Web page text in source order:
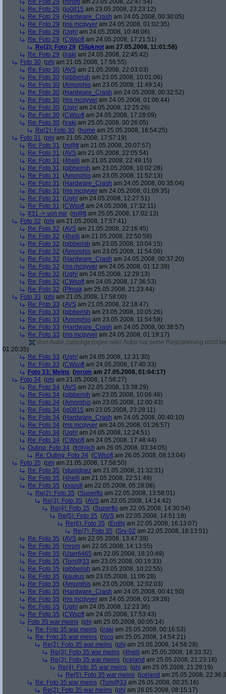
Re: Foto 29 (mrom am 23.05.2008, 22:47:54)
Re: Foto 29 (jo0815 am 23.05.2008, 23:23:12)
Re: Foto 29 (Hardware_Crash am 24.05.2008, 00:30:05)
Re: Foto 29 (ms mcgyver am 24.05.2008, 01:02:35)
Re: Foto 29 (Ugh! am 24.05.2008, 10:48:06)
Re: Foto 29 (CWsoft am 24.05.2008, 17:21:51)
Re(2): Foto 29 (Slipknot am 27.05.2008, 11:01:58)
Re: Foto 29 (iraki am 24.05.2008, 22:45:42)
Foto 30 (phj am 21.05.2008, 17:56:55)
Re: Foto 30 (AVS am 21.05.2008, 22:03:03)
Re: Foto 30 (gibberish am 23.05.2008, 10:01:06)
Re: Foto 30 (Amorphis am 23.05.2008, 11:49:14)
Re: Foto 30 (Hardware_Crash am 24.05.2008, 00:32:52)
Re: Foto 30 (ms mcgyver am 24.05.2008, 01:06:44)
Re: Foto 30 (Ugh! am 24.05.2008, 12:25:26)
Re: Foto 30 (CWsoft am 24.05.2008, 17:28:09)
Re: Foto 30 (iraki am 25.05.2008, 00:26:05)
Re(2): Foto 30 (hume am 25.05.2008, 16:54:25)
Foto 31 (phj am 21.05.2008, 17:57:19)
Re: Foto 31 (m@tt am 21.05.2008, 20:07:57)
Re: Foto 31 (AVS am 21.05.2008, 22:05:54)
Re: Foto 31 (4helli am 21.05.2008, 22:49:15)
Re: Foto 31 (gibberish am 23.05.2008, 10:02:28)
Re: Foto 31 (Amorphis am 23.05.2008, 11:52:13)
Re: Foto 31 (Hardware_Crash am 24.05.2008, 00:35:04)
Re: Foto 31 (ms mcgyver am 24.05.2008, 01:09:35)
Re: Foto 31 (Ugh! am 24.05.2008, 12:27:51)
Re: Foto 31 (CWsoft am 24.05.2008, 17:32:11)
#31 -> von mir (m@tt am 25.05.2008, 17:02:13)
Foto 32 (phj am 21.05.2008, 17:57:41)
Re: Foto 32 (AVS am 21.05.2008, 22:16:45)
Re: Foto 32 (4helli am 21.05.2008, 22:50:58)
Re: Foto 32 (gibberish am 23.05.2008, 10:04:15)
Re: Foto 32 (Amorphis am 23.05.2008, 11:54:06)
Re: Foto 32 (Hardware_Crash am 24.05.2008, 00:37:20)
Re: Foto 32 (ms mcgyver am 24.05.2008, 01:12:39)
Re: Foto 32 (Ugh! am 24.05.2008, 12:29:13)
Re: Foto 32 (CWsoft am 24.05.2008, 17:36:53)
Re: Foto 32 (Pfrnak am 25.05.2008, 21:23:44)
Foto 33 (phj am 21.05.2008, 17:58:00)
Re: Foto 33 (AVS am 21.05.2008, 22:18:47)
Re: Foto 33 (gibberish am 23.05.2008, 10:05:26)
Re: Foto 33 (Amorphis am 23.05.2008, 11:54:58)
Re: Foto 33 (Hardware_Crash am 24.05.2008, 00:38:57)
Re: Foto 33 (ms mcgyver am 24.05.2008, 01:19:17)
Vom Autor zurückgezogen oder Autor hat seine Registrierung nicht
01:20:35)
Re: Foto 33 (Ugh! am 24.05.2008, 12:31:30)
Re: Foto 33 (CWsoft am 24.05.2008, 17:40:33)
Foto 33: Meins (mrom am 27.05.2008, 01:04:17)
Foto 34 (phj am 21.05.2008, 17:58:27)
Re: Foto 34 (AVS am 22.05.2008, 13:38:29)
Re: Foto 34 (gibberish am 23.05.2008, 10:06:46)
Re: Foto 34 (Amorphis am 23.05.2008, 12:00:43)
Re: Foto 34 (jo0815 am 23.05.2008, 23:28:11)
Re: Foto 34 (Hardware_Crash am 24.05.2008, 00:40:10)
Re: Foto 34 (ms mcgyver am 24.05.2008, 01:26:57)
Re: Foto 34 (Ugh! am 24.05.2008, 12:24:51)
Re: Foto 34 (CWsoft am 24.05.2008, 17:48:44)
Outing: Foto 34 (fröhlich am 26.05.2008, 03:34:05)
Re: Outing: Foto 34 (CWsoft am 26.05.2008, 08:13:04)
Foto 35 (phj am 21.05.2008, 17:58:50)
Re: Foto 35 (stupidpez am 21.05.2008, 21:32:31)
Re: Foto 35 (4helli am 21.05.2008, 22:51:49)
Re: Foto 35 (xxandl am 22.05.2008, 05:28:08)
Re(2): Foto 35 (Superflo am 22.05.2008, 13:58:01)
Re(3): Foto 35 (AVS am 22.05.2008, 14:14:42)
Re(4): Foto 35 (Superflo am 22.05.2008, 14:30:54)
Re(5): Foto 35 (AVS am 22.05.2008, 14:51:18)
Re(6): Foto 35 (Entity am 22.05.2008, 16:13:07)
Re(7): Foto 35 (Srv-02 am 22.05.2008, 16:13:51)
Re: Foto 35 (AVS am 22.05.2008, 13:47:39)
Re: Foto 35 (mrom am 22.05.2008, 14:13:55)
Re: Foto 35 (User6465 am 22.05.2008, 16:10:49)
Re: Foto 35 (Tom@33 am 23.05.2008, 00:19:33)
Re: Foto 35 (gibberish am 23.05.2008, 10:22:55)
Re: Foto 35 (kaukus am 23.05.2008, 11:06:28)
Re: Foto 35 (Amorphis am 23.05.2008, 12:02:03)
Re: Foto 35 (Hardware_Crash am 24.05.2008, 00:41:50)
Re: Foto 35 (ms mcgyver am 24.05.2008, 01:39:28)
Re: Foto 35 (Ugh! am 24.05.2008, 12:23:36)
Re: Foto 35 (CWsoft am 24.05.2008, 17:53:43)
Foto 35 war meins (phj am 25.05.2008, 00:05:14)
Re: Foto 35 war meins (iraki am 25.05.2008, 00:16:53)
Re: Foto 35 war meins (nico am 25.05.2008, 14:54:21)
Re(2): Foto 35 war meins (phj am 25.05.2008, 14:56:28)
Re(3): Foto 35 war meins (4helli am 25.05.2008, 18:33:32)
Re(3): Foto 35 war meins (iceland am 25.05.2008, 21:23:18)
Re(4): Foto 35 war meins (phj am 25.05.2008, 21:29:19)
Re(5): Foto 35 war meins (iceland am 25.05.2008,
Re: Foto 35 war meins (Tom@33 am 26.05.2008, 00:25:16)
Re(2): Foto 35 war meins (phj am 26.05.2008, 08:15:17)